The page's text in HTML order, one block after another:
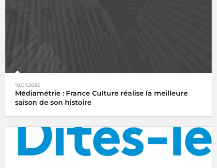
10.07.2026
Médiamétrie : France Culture réalise la meilleure
saison de son histoire